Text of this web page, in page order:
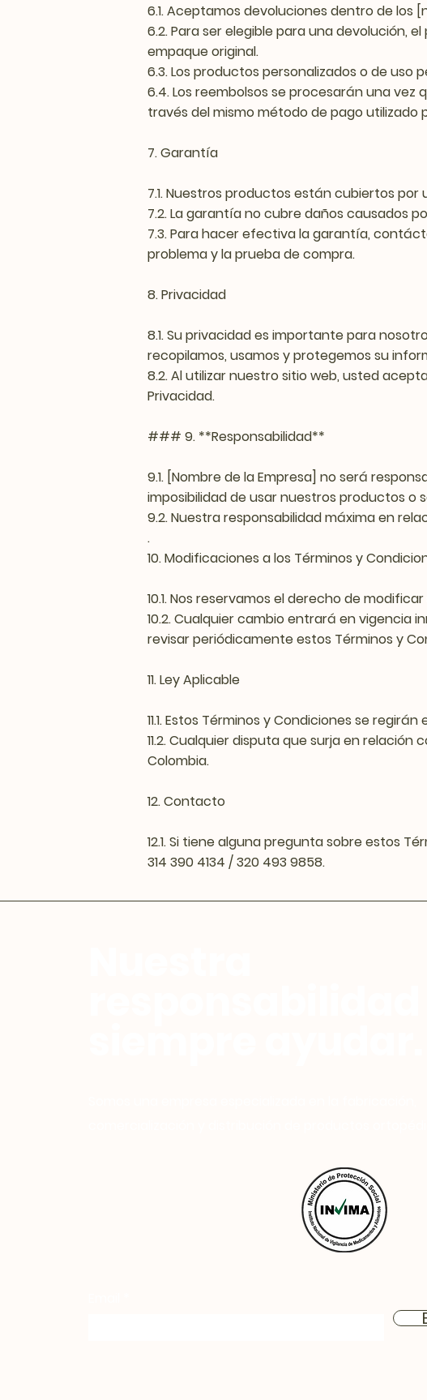
6.1. Aceptamos devoluciones dentro de
6.2. Para ser elegible para una devolución,
empaque original.
6.3. Los productos personalizados o de uso
6.4. Los reembolsos se procesarán una
través del mismo método de pago utilizado
7. Garantía
7.1. Nuestros productos están cubiertos
7.2. La garantía no cubre daños causados
7.3. Para hacer efectiva la garantía,
problema y la prueba de compra.
8. Privacidad
8.1. Su privacidad es importante para
recopilamos, usamos y protegemos su
8.2. Al utilizar nuestro sitio web, usted
Privacidad.
### 9. **Responsabilidad**
9.1. [Nombre de la Empresa] no será
imposibilidad de usar nuestros productos o
9.2. Nuestra responsabilidad máxima en
.
10. Modificaciones a los Términos y
10.1. Nos reservamos el derecho de
10.2. Cualquier cambio entrará en vigencia
revisar periódicamente estos Términos y
11. Ley Aplicable
11.1. Estos Términos y Condiciones se
11.2. Cualquier disputa que surja en
Colombia.
12. Contacto
12.1. Si tiene alguna pregunta sobre estos
314 390 4134 / 320 493 9858.